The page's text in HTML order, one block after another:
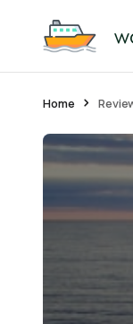
Home